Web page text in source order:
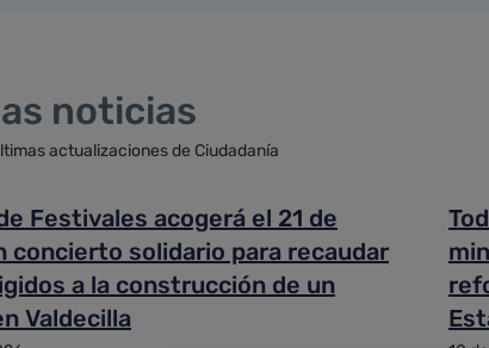
noticias
actualizaciones de Ciudadanía
Festivales acogerá el 21 de
concierto solidario para recaudar
a la construcción de un
Valdecilla